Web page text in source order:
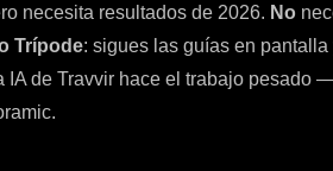
necesita resultados de 2026. No
Trípode: sigues las guías en pantalla
IA de Travvir hace el trabajo pesado